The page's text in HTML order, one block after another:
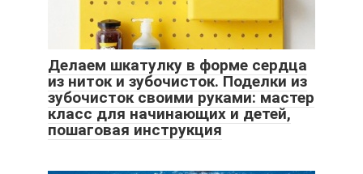
Делаем шкатулку в форме сердца
из ниток и зубочисток. Поделки из
зубочисток своими руками: мастер
класс для начинающих и детей,
пошаговая инструкция